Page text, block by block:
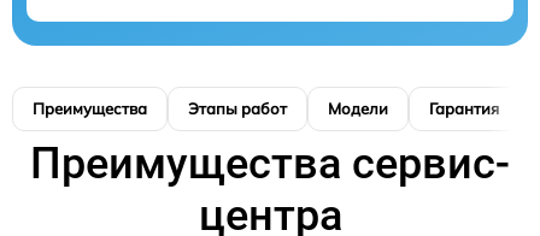
Преимущества Этапы работ Модели Гарантия
Преимущества сервис-
центра